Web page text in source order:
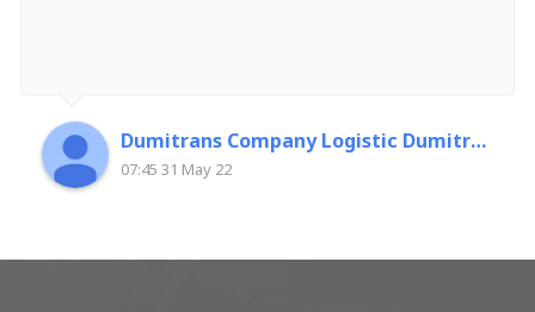
Dumitrans Company Logistic Dumitrascu Florin
07:45 31 May 22